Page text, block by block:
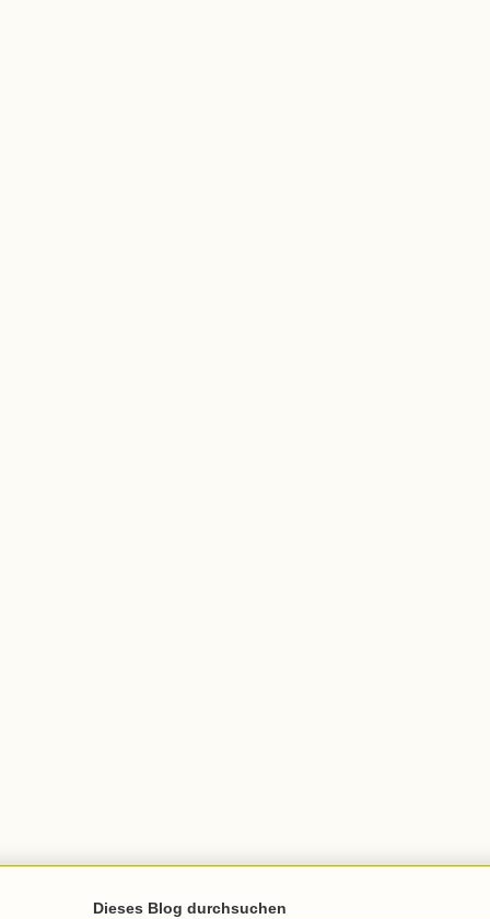
Dieses Blog durchsuchen